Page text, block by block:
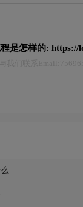
是怎样的: https://